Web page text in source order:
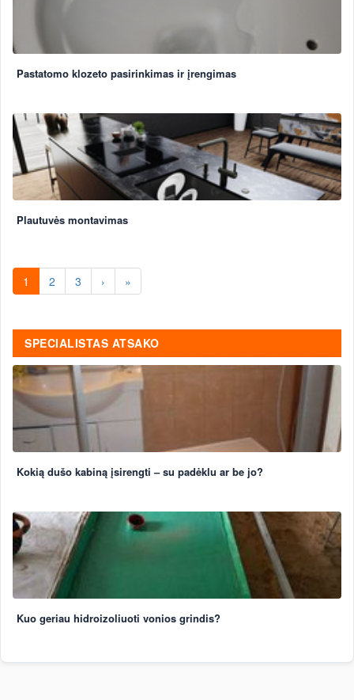
Pastatomo klozeto pasirinkimas ir įrengimas
Plautuvės montavimas
1 2 3 › »
SPECIALISTAS ATSAKO
Kokią dušo kabiną įsirengti – su padėklu ar be jo?
Kuo geriau hidroizoliuoti vonios grindis?